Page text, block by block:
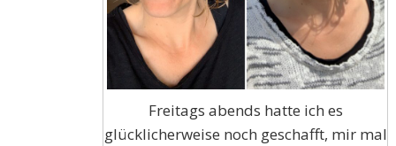
Freitags abends hatte ich es
glücklicherweise noch geschafft, mir mal